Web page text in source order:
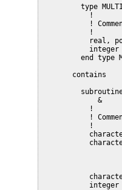
type
         !
!
         !
real,
integer
end type
     contains
&
         !
!
         !
integer